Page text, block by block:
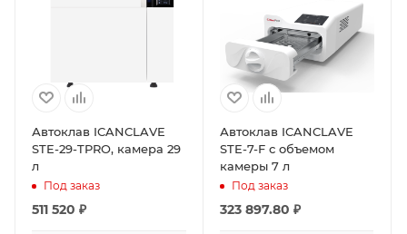
Автоклав ICANCLAVE
STE-29-TPRO, камера 29
л
Под заказ
511 520 ₽
Автоклав ICANCLAVE
STE-7-F с объемом
камеры 7 л
Под заказ
323 897.80 ₽